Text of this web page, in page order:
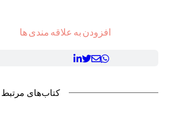
افزودن به علاقه مندی ها
کتاب‌های مرتبط